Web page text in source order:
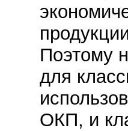
Поэтому
для
ОКП, и